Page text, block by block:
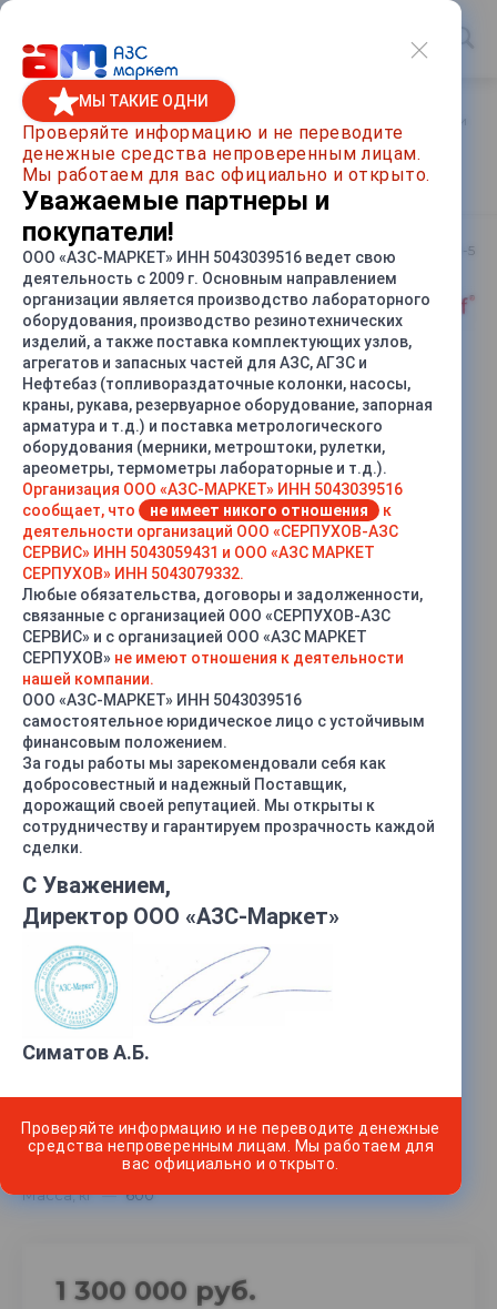
Главная / Каталог товаров
ТРК Шельф 200-5 (Напорная)
Артикул Шельф 200-5
СРАВНИТЬ
Характеристики
Тип гидравлики
— Напорная
Производительность
— 50, 90
Масса, кг — 600
1 300 000 руб.
МЫ ТАКИЕ ОДНИ
Проверяйте информацию и не переводите
денежные средства непроверенным лицам.
Мы работаем для вас официально и открыто.
Уважаемые партнеры и
покупатели!
ООО «АЗС-МАРКЕТ» ИНН 5043039516 ведет свою
деятельность с 2009 г. Основным направлением
организации является производство лабораторного
оборудования, производство резинотехнических
изделий, а также поставка комплектующих узлов,
агрегатов и запасных частей для АЗС, АГЗС и
Нефтебаз (топливораздаточные колонки, насосы,
краны, рукава, резервуарное оборудование, запорная
арматура и т.д.) и поставка метрологического
оборудования (мерники, метроштоки, рулетки,
ареометры, термометры лабораторные и т.д.).
Организация ООО «АЗС-МАРКЕТ» ИНН 5043039516
сообщает, что
не имеет никого отношения
к
деятельности организаций ООО «СЕРПУХОВ-АЗС
СЕРВИС» ИНН 5043059431 и ООО «АЗС МАРКЕТ
СЕРПУХОВ» ИНН 5043079332.
Любые обязательства, договоры и задолженности,
связанные с организацией ООО «СЕРПУХОВ-АЗС
СЕРВИС» и с организацией ООО «АЗС МАРКЕТ
СЕРПУХОВ» не имеют отношения к деятельности
нашей компании.
ООО «АЗС-МАРКЕТ» ИНН 5043039516
самостоятельное юридическое лицо с устойчивым
финансовым положением.
За годы работы мы зарекомендовали себя как
добросовестный и надежный Поставщик,
дорожащий своей репутацией. Мы открыты к
сотрудничеству и гарантируем прозрачность каждой
сделки.
С Уважением,
Директор ООО «АЗС-Маркет»
Симатов А.Б.
Проверяйте информацию и не переводите денежные
средства непроверенным лицам. Мы работаем для
вас официально и открыто.